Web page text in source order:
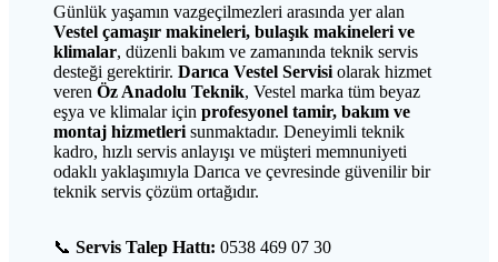
Günlük yaşamın vazgeçilmezleri arasında yer alan
Vestel çamaşır makineleri, bulaşık makineleri ve
klimalar, düzenli bakım ve zamanında teknik servis
desteği gerektirir. Darıca Vestel Servisi olarak hizmet
veren Öz Anadolu Teknik, Vestel marka tüm beyaz
eşya ve klimalar için profesyonel tamir, bakım ve
montaj hizmetleri sunmaktadır. Deneyimli teknik
kadro, hızlı servis anlayışı ve müşteri memnuniyeti
odaklı yaklaşımıyla Darıca ve çevresinde güvenilir bir
teknik servis çözüm ortağıdır.
📞 Servis Talep Hattı: 0538 469 07 30